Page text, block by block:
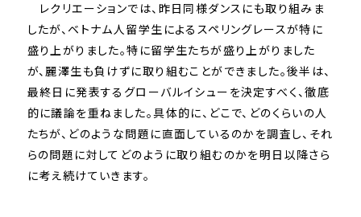
レクリエーションでは、昨日同様ダンスにも取り組みま
したが、ベトナム人留学生によるスペリングレースが特に
盛り上がりました。特に留学生たちが盛り上がりました
が、麗澤生も負けずに取り組むことができました。後半は、
最終日に発表するグローバルイシューを決定すべく、徹底
的に議論を重ねました。具体的に、どこで、どのくらいの人
たちが、どのような問題に直面しているのかを調査し、それ
らの問題に対してどのように取り組むのかを明日以降さら
に考え続けていきます。